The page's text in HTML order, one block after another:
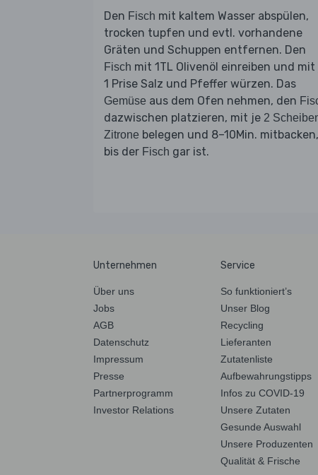
Den Fisch mit kaltem Wasser abspülen,
trocken tupfen und evtl. vorhandene
Gräten und Schuppen entfernen. Den
Fisch mit 1TL Olivenöl einreiben und mit
1 Prise Salz und Pfeffer würzen. Das
Gemüse aus dem Ofen nehmen, den
dazwischen platzieren, mit je 2
Zitrone belegen und 8–10Min. mitbacken,
bis der Fisch gar ist.
Unternehmen
Über uns
Jobs
AGB
Datenschutz
Impressum
Presse
Partnerprogramm
Investor Relations
Service
So funktioniert’s
Unser Blog
Recycling
Lieferanten
Zutatenliste
Aufbewahrungstipps
Infos zu COVID-19
Unsere Zutaten
Gesunde Auswahl
Unsere Produzenten
Qualität & Frische